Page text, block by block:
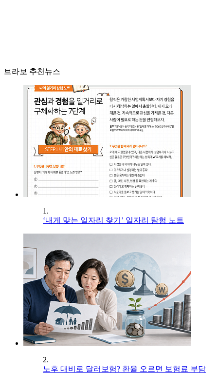
브라보 추천뉴스
1.
‘내게 맞는 일자리 찾기’ 일자리 탐험 노트
2.
노후 대비로 달러보험? 환율 오르면 보험료 부담